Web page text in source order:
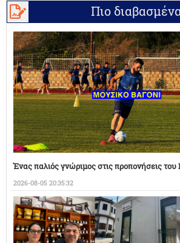
Πιο
Ένας παλιός γνώριμος στις προπονήσεις του
2026-08-05 20:35:32